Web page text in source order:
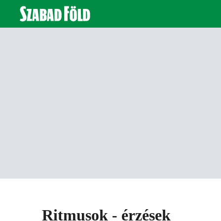
Ritmusok - érzések